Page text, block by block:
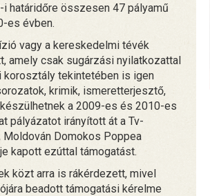
határidőre összesen 47 pályamű
es évben.
vagy a kereskedelmi tévék
amely csak sugárzási nyilatkozattal
korosztály tekintetében is igen
krimik, ismeretterjesztő,
a 2009-es és 2010-es
pályázatot irányított át a Tv-
Domokos Poppea
kapott ezúttal támogatást.
közt arra is rákérdezett, mivel
beadott támogatási kérelme